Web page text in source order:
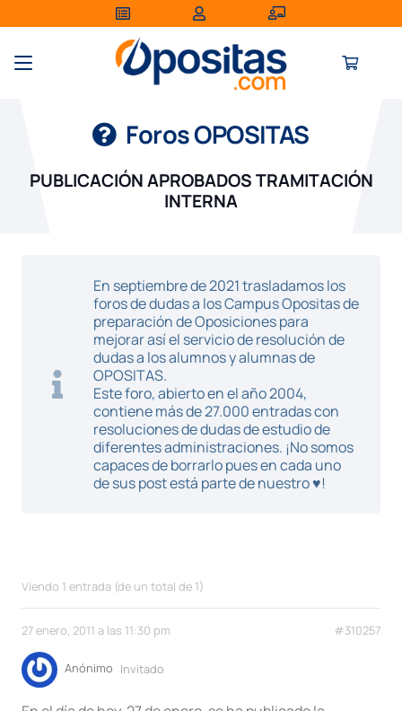
Foros OPOSITAS
PUBLICACIÓN APROBADOS TRAMITACIÓN
INTERNA
En septiembre de 2021 trasladamos los
foros de dudas a los Campus Opositas de
preparación de Oposiciones para
mejorar así el servicio de resolución de
dudas a los alumnos y alumnas de
OPOSITAS.
Este foro, abierto en el año 2004,
contiene más de 27.000 entradas con
resoluciones de dudas de estudio de
diferentes administraciones. ¡No somos
capaces de borrarlo pues en cada uno
de sus post está parte de nuestro ♥!
Viendo 1 entrada (de un total de 1)
27 enero, 2011 a las 11:30 pm #310257
Anónimo Invitado